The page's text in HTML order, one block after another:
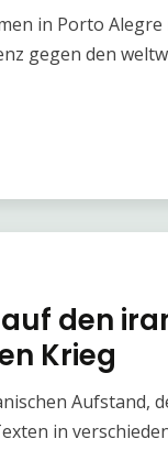
in Porto
gegen den
den
Krieg
Aufstand,
in